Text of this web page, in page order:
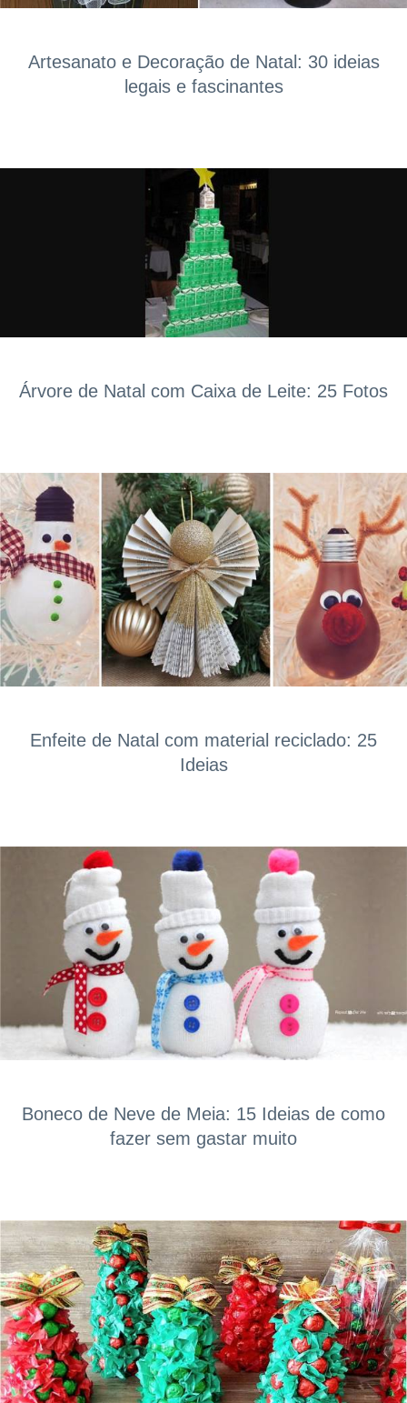
Artesanato e Decoração de Natal: 30 ideias
legais e fascinantes
Árvore de Natal com Caixa de Leite: 25 Fotos
Enfeite de Natal com material reciclado: 25
Ideias
Boneco de Neve de Meia: 15 Ideias de como
fazer sem gastar muito